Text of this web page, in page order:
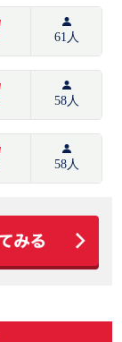
61人
58人
58人